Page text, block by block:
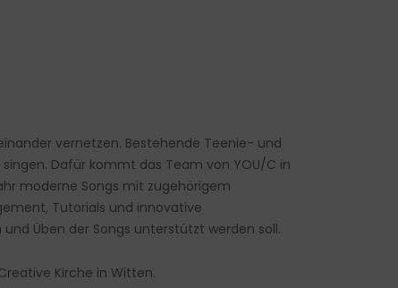
vernetzen. Bestehende Teenie- und
Dafür kommt das Team von YOU/C in
moderne Songs mit zugehörigem
Tutorials und innovative
Üben der Songs unterstützt werden soll.
Kirche in Witten.